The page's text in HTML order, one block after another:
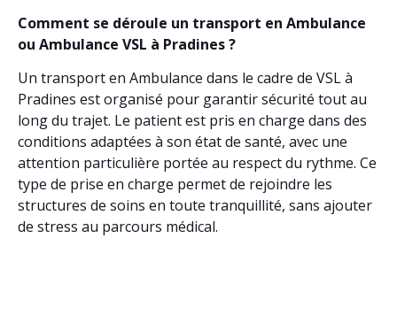
Comment se déroule un transport en Ambulance
ou Ambulance VSL à Pradines ?
Un transport en Ambulance dans le cadre de VSL à
Pradines est organisé pour garantir sécurité tout au
long du trajet. Le patient est pris en charge dans des
conditions adaptées à son état de santé, avec une
attention particulière portée au respect du rythme. Ce
type de prise en charge permet de rejoindre les
structures de soins en toute tranquillité, sans ajouter
de stress au parcours médical.